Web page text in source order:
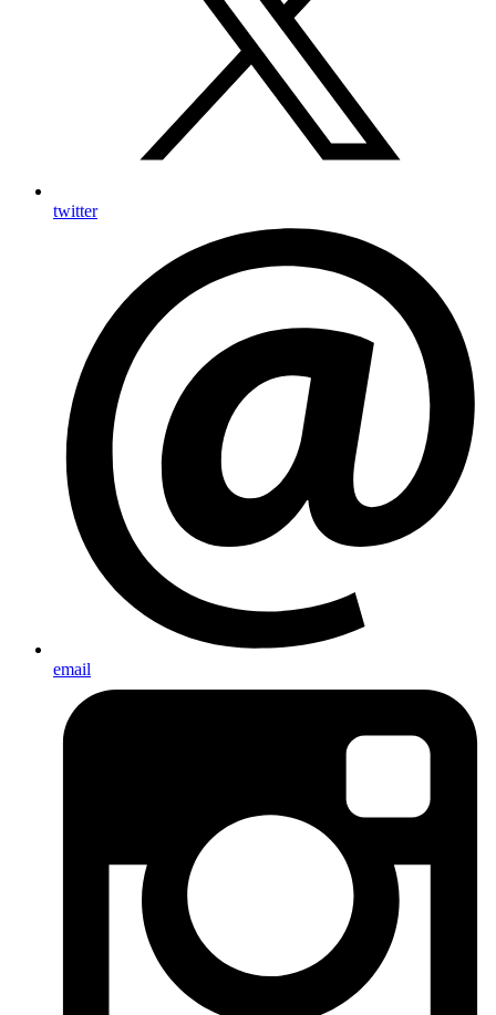
twitter
email